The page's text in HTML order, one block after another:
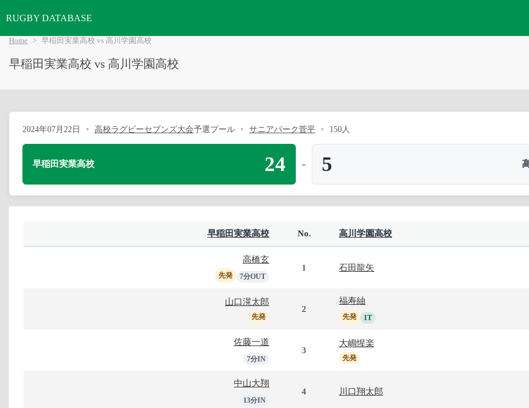
RUGBY DATABASE
Home 早稲田実業高校 vs 高川学園高校
早稲田実業高校 vs 高川学園高校
2024年07月22日 高校ラグビーセブンズ大会予選プール サニアパーク菅平 150人
早稲田実業高校 24 - 5
早稲田実業高校 No. 高川学園高校
高橋玄
先発 7分OUT
1 石田龍矢
山口滉太郎
先発
2
福寿紬
先発 1T
佐藤一道
7分IN
3
大嶋惺楽
先発
中山大翔
13分IN
4 川口翔太郎